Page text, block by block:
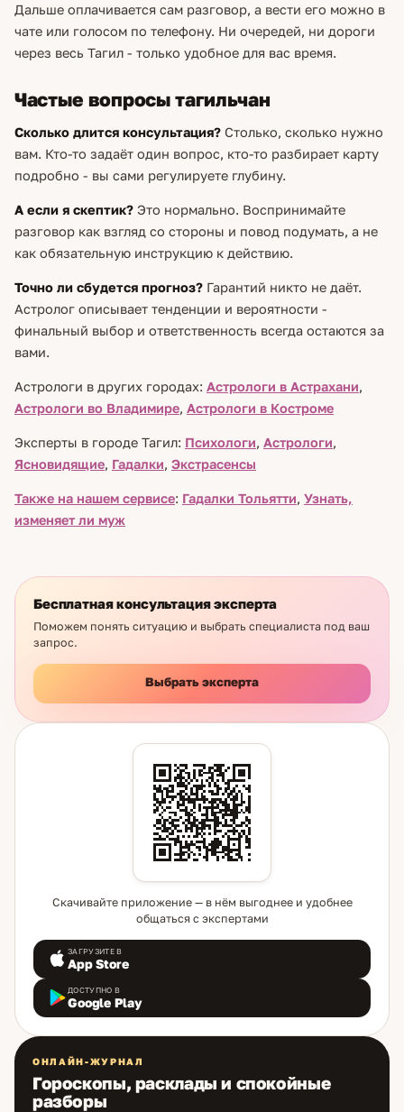
Дальше оплачивается сам разговор, а вести его можно в
чате или голосом по телефону. Ни очередей, ни дороги
через весь Тагил - только удобное для вас время.
Частые вопросы тагильчан
Сколько длится консультация? Столько, сколько нужно
вам. Кто-то задаёт один вопрос, кто-то разбирает карту
подробно - вы сами регулируете глубину.
А если я скептик? Это нормально. Воспринимайте
разговор как взгляд со стороны и повод подумать, а не
как обязательную инструкцию к действию.
Точно ли сбудется прогноз? Гарантий никто не даёт.
Астролог описывает тенденции и вероятности -
финальный выбор и ответственность всегда остаются за
вами.
Астрологи в других городах: Астрологи в Астрахани,
Астрологи во Владимире, Астрологи в Костроме
Эксперты в городе Тагил: Психологи, Астрологи,
Ясновидящие, Гадалки, Экстрасенсы
Также на нашем сервисе: Гадалки Тольятти, Узнать,
изменяет ли муж
Бесплатная консультация эксперта
Поможем понять ситуацию и выбрать специалиста под ваш
запрос.
Выбрать эксперта
Скачивайте приложение — в нём выгоднее и удобнее
общаться с экспертами
ЗАГРУЗИТЕ В
App Store
ДОСТУПНО В
Google Play
ОНЛАЙН-ЖУРНАЛ
Гороскопы, расклады и спокойные
разборы